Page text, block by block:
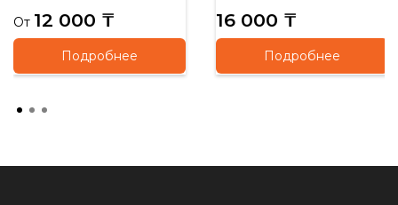
От 12 000 ₸
Подробнее
16 000 ₸
Подробнее